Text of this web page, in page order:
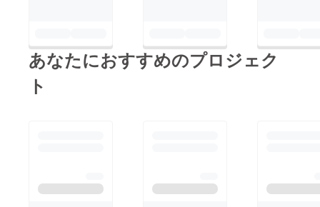
あなたにおすすめのプロジェク
ト